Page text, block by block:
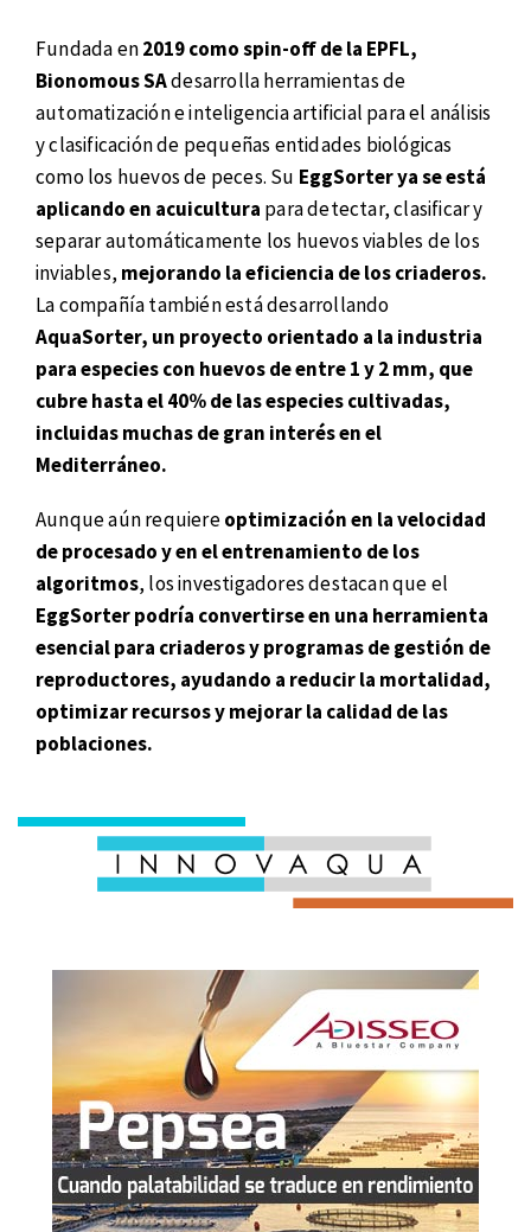
Fundada en2019 como spin-off de la EPFL,
Bionomous SAdesarrolla herramientas de
automatización e inteligencia artificial para el análisis
y clasificación de pequeñas entidades biológicas
como los huevos de peces. Su EggSorter ya se está
aplicando en acuicultura para detectar, clasificar y
separar automáticamente los huevos viables de los
inviables, mejorando la eficiencia de los criaderos.
La compañía también está desarrollando
AquaSorter, un proyecto orientado a la industria
para especies con huevos de entre 1 y 2 mm, que
cubre hasta el 40% de las especies cultivadas,
incluidas muchas de gran interés en el
Mediterráneo.
Aunque aún requiereoptimización en la velocidad
de procesado y en el entrenamiento de los
algoritmos, los investigadores destacan que el
EggSorter podría convertirse en una herramienta
esencial para criaderos y programas de gestión de
reproductores, ayudando a reducir la mortalidad,
optimizar recursos y mejorar la calidad de las
poblaciones.